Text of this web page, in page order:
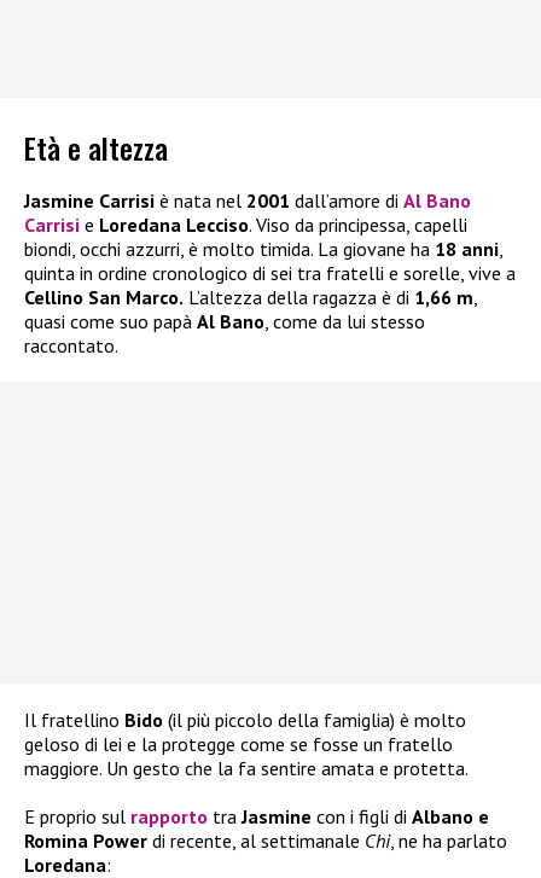
Età e altezza
Jasmine Carrisi è nata nel 2001 dall’amore di Al Bano
Carrisi e Loredana Lecciso. Viso da principessa, capelli
biondi, occhi azzurri, è molto timida. La giovane ha 18 anni
quinta in ordine cronologico di sei tra fratelli e sorelle, vive a
Cellino San Marco. L’altezza della ragazza è di 1,66 m
quasi come suo papà Al Bano , come da lui stesso
raccontato.
Il fratellino Bido (il più piccolo della famiglia) è molto
geloso di lei e la protegge come se fosse un fratello
maggiore. Un gesto che la fa sentire amata e protetta.
E proprio sul rapporto traJasmine con i figli di Albano e
Romina Power di recente, al settimanale Chi, ne ha parlato
Loredana: